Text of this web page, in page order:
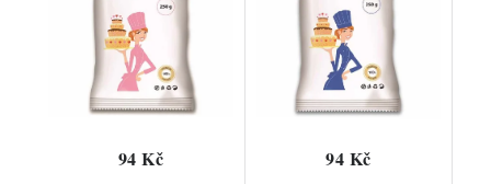
94 Kč 94 Kč